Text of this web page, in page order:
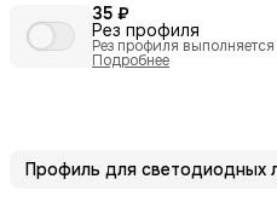
35 ₽
Рез профиля
Рез профиля
Технология гарантирует
Подробнее
Профиль для светодиодных